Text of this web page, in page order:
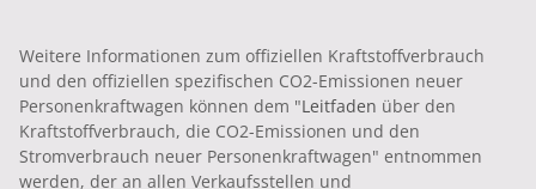
Weitere Informationen zum offiziellen Kraftstoffverbrauch
und den offiziellen spezifischen CO2-Emissionen neuer
Personenkraftwagen können dem "Leitfaden über den
Kraftstoffverbrauch, die CO2-Emissionen und den
Stromverbrauch neuer Personenkraftwagen" entnommen
werden, der an allen Verkaufsstellen und